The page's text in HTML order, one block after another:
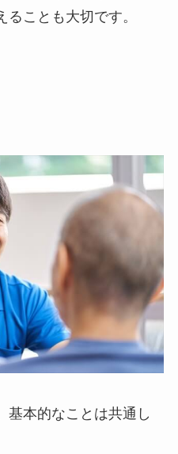
ことも大切です。
基本的なことは共通し